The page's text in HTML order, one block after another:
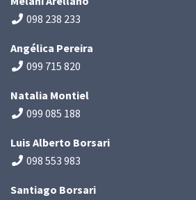
098 238 233
Angélica Pereira
099 715 820
Natalia Montiel
099 085 188
Luis Alberto Borsari
098 553 983
Santiago Borsari